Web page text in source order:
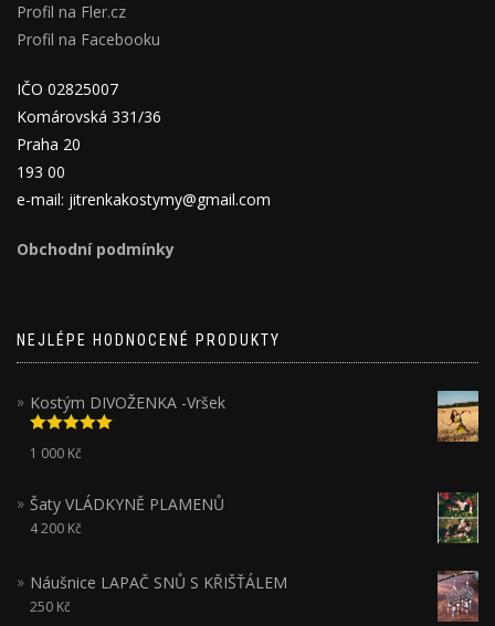
Profil na Fler.cz
Profil na Facebooku
IČO 02825007
Komárovská 331/36
Praha 20
193 00
e-mail: jitrenkakostymy@gmail.com
Obchodní podmínky
NEJLÉPE HODNOCENÉ PRODUKTY
Kostým DIVOŽENKA -Vršek
Hodnocení
5.00z 5
1 000 Kč
Šaty VLÁDKYNĚ PLAMENŮ
4 200 Kč
Náušnice LAPAČ SNŮ S KŘIŠŤÁLEM
250 Kč